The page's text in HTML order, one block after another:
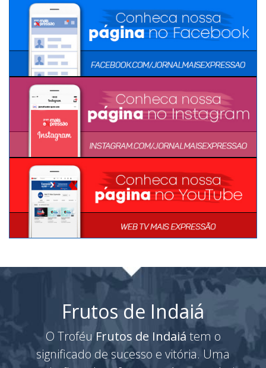
Frutos de Indaiá
O Troféu Frutos de Indaiá tem o
significado de sucesso e vitória. Uma